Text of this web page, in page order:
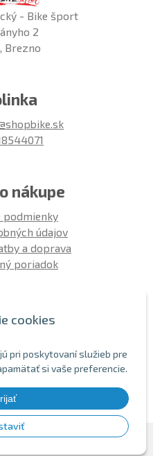
cookies
pri poskytovaní služieb pre
si vaše preferencie.
- Bike šport
2
Brezno
nákupe
podmienky
údajov
a doprava
poriadok
26' | 27,5' | 29'
splátky
platba
&e-shop Pohoda Connectorby